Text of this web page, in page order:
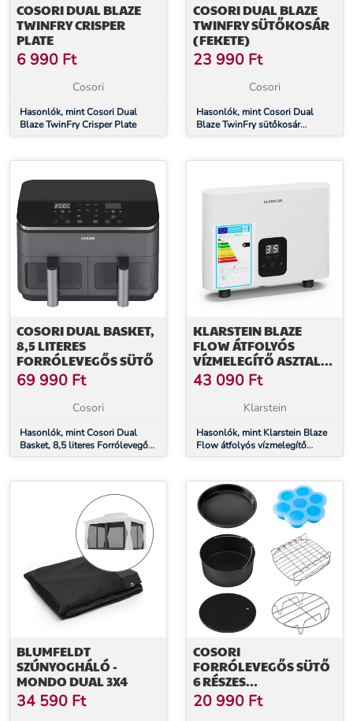
COSORI DUAL BLAZE
TWINFRY CRISPER
PLATE
6 990 Ft
Cosori
Hasonlók, mint Cosori Dual
Blaze TwinFry Crisper Plate
COSORI DUAL BLAZE
TWINFRY SÜTŐKOSÁR
(FEKETE)
23 990 Ft
Cosori
Hasonlók, mint Cosori Dual
Blaze TwinFry sütőkosár
(fekete)
COSORI DUAL BASKET,
8,5 LITERES
FORRÓLEVEGŐS SÜTŐ
69 990 Ft
Cosori
Hasonlók, mint Cosori Dual
Basket, 8,5 literes Forrólevegős
Sütő
KLARSTEIN BLAZE
FLOW ÁTFOLYÓS
VÍZMELEGÍTŐ ASZTAL
ALÁ, 5,5 KW, ÖNTÖTT
ALUMÍNIUM FŰTŐTEST,
ÁLLANDÓ
43 090 Ft
Klarstein
Hasonlók, mint Klarstein Blaze
Flow átfolyós vízmelegítő
asztal alá, 5,5 kW, öntött
hőmérséklet 35 °C
BLUMFELDT
SZÚNYOGHÁLÓ -
MONDO DUAL 3X4
34 590 Ft
COSORI
FORRÓLEVEGŐS SÜTŐ
6 RÉSZES
TARTOZÉKKÉSZLET
C158-6AC
20 990 Ft